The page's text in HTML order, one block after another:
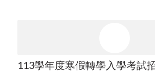
113學年度寒假轉學入學考試